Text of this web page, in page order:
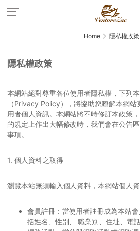
Home 隱私權政策
隱私權政策
本網站絕對尊重各位使用者隱私權，下列
（Privacy Policy），將協助您瞭解本網站
用者個人資訊。本網站將不時修訂本政策
的規定上作出大幅修改時，我們會在公告
事項。
1. 個人資料之取得
瀏覽本站無須輸入個人資料，本網站個人資
會員註冊：當使用者註冊成為本站
括姓名、性別、 職業別、住址、電